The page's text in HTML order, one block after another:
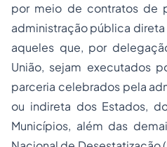
por meio de contratos de
administração pública direta
aqueles que, por
União, sejam executados
parceria celebrados pela
ou indireta dos Estados,
Municípios, além das